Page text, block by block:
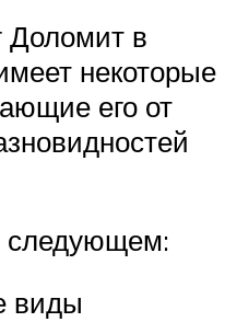
Доломит в
некоторые
его от
следующем:
виды